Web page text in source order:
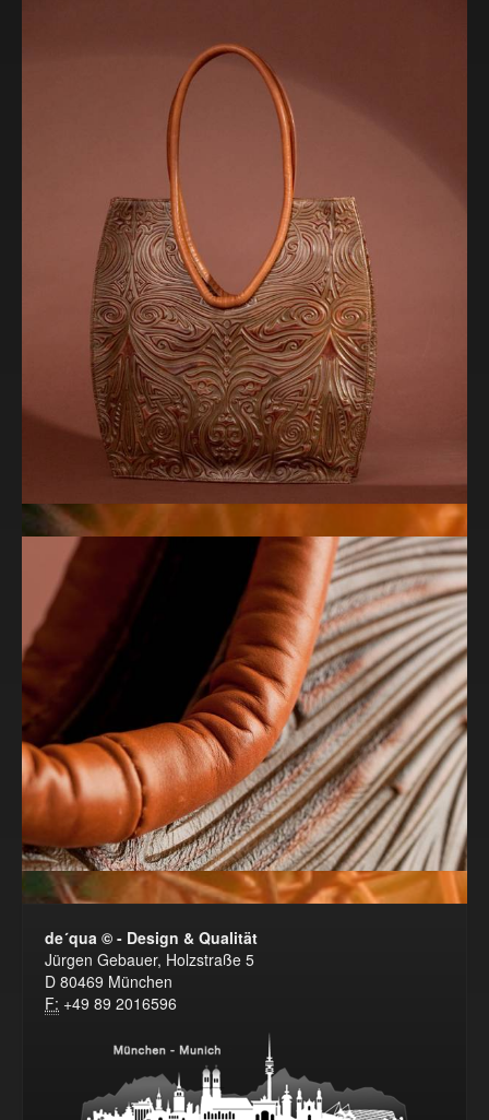
de´qua © - Design & Qualität
Jürgen Gebauer, Holzstraße 5
D 80469 München
F: +49 89 2016596